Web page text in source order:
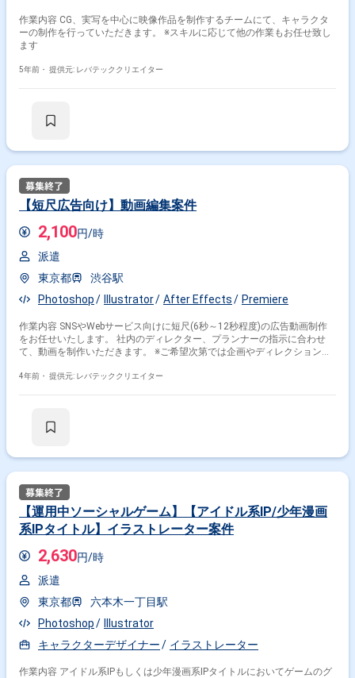
作業内容 CG、実写を中心に映像作品を制作するチームにて、キャラクタ
ーの制作を行っていただきます。 ※スキルに応じて他の作業もお任せ致し
ます
5年前・ 提供元: レバテッククリエイター
【短尺広告向け】動画編集案件
2,100円/時
派遣
東京都
渋谷駅
Photoshop
Illustrator After Effects Premiere
作業内容 SNSやWebサービス向けに短尺(6秒～12秒程度)の広告動画制作
をお任せいたします。 社内のディレクター、プランナーの指示に合わせ
て、動画を制作いただきます。 ※ご希望次第では企画やディレクションか
4年前・ 提供元: レバテッククリエイター
【運用中ソーシャルゲーム】【アイドル系IP/少年漫画
系IPタイトル】イラストレーター案件
2,630円/時
派遣
東京都
六本木一丁目駅
Photoshop
Illustrator
キャラクターデザイナー
イラストレーター
作業内容 アイドル系IPもしくは少年漫画系IPタイトルにおいてゲームのグ